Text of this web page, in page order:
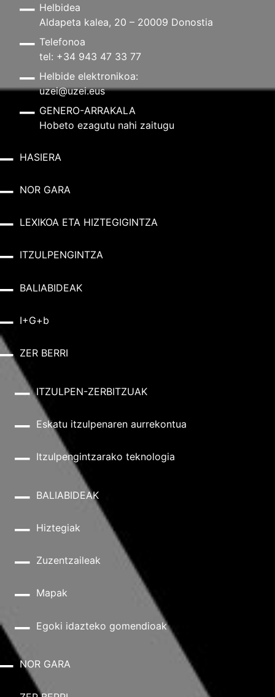
Helbidea
Aldapeta kalea, 20 – 20009 Donostia
Telefonoa
tel: +34 943 47 33 77
Helbide elektronikoa:
uzei@uzei.eus
GENERO-ARRAKALA
Hobeto ezagutu nahi zaitugu
HASIERA
NOR GARA
LEXIKOA ETA HIZTEGIGINTZA
ITZULPENGINTZA
BALIABIDEAK
I+G+b
ZER BERRI
ITZULPEN-ZERBITZUAK
Eskatu itzulpenaren aurrekontua
Itzulpengintzarako teknologia
BALIABIDEAK
Hiztegiak
Zuzentzaileak
Mapak
Egoki idazteko gomendioak
NOR GARA